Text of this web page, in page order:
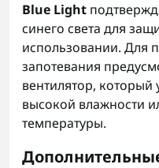
Blue Light
синего света для
использовании. Для
запотевания
вентилятор, который
высокой влажности
температуры.